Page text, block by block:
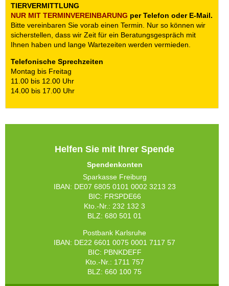
TIERVERMITTLUNG
NUR MIT TERMIN­VEREINBARUNG per Telefon oder E-Mail.
Bitte vereinbaren Sie vorab einen Termin. Nur so können wir
sicherstellen, dass wir Zeit für ein Beratungsgespräch mit
Ihnen haben und lange Wartezeiten werden vermieden.
Telefonische Sprechzeiten
Montag bis Freitag
11.00 bis 12.00 Uhr
14.00 bis 17.00 Uhr
Helfen Sie mit Ihrer Spende
Spendenkonten
Sparkasse Freiburg
IBAN: DE07 6805 0101 0002 3213 23
BIC: FRSPDE66
Kto.-Nr.: 232 132 3
BLZ: 680 501 01
Postbank Karlsruhe
IBAN: DE22 6601 0075 0001 7117 57
BIC: PBNKDEFF
Kto.-Nr.: 1711 757
BLZ: 660 100 75